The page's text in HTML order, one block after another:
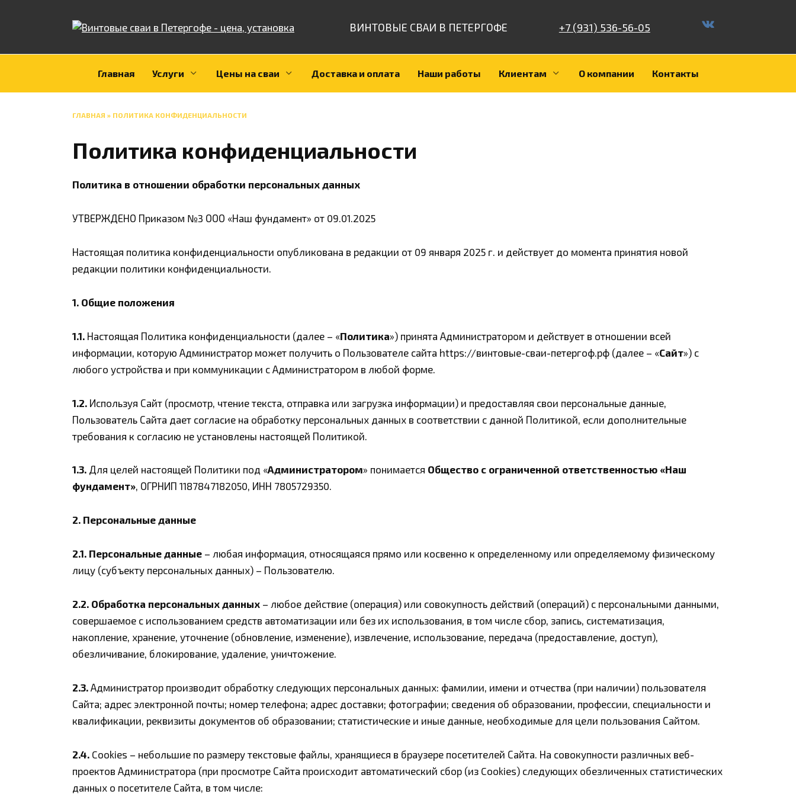
ВИНТОВЫЕ СВАИ В ПЕТЕРГОФЕ +7 (931) 536-56-05
Главная Услуги Цены на сваи Доставка и оплата Наши работы Клиентам О компании Контакты
ГЛАВНАЯ » ПОЛИТИКА КОНФИДЕНЦИАЛЬНОСТИ
Политика конфиденциальности
Политика в отношении обработки персональных данных
УТВЕРЖДЕНО Приказом №3 ООО «Наш фундамент» от 09.01.2025
Настоящая политика конфиденциальности опубликована в редакции от 09 января 2025 г. и действует до момента принятия новой
редакции политики конфиденциальности.
1. Общие положения
1.1. Настоящая Политика конфиденциальности (далее – «Политика») принята Администратором и действует в отношении всей
информации, которую Администратор может получить о Пользователе сайта https://винтовые-сваи-петергоф.рф (далее – «Сайт») с
любого устройства и при коммуникации с Администратором в любой форме.
1.2. Используя Сайт (просмотр, чтение текста, отправка или загрузка информации) и предоставляя свои персональные данные,
Пользователь Сайта дает согласие на обработку персональных данных в соответствии с данной Политикой, если дополнительные
требования к согласию не установлены настоящей Политикой.
1.3. Для целей настоящей Политики под «Администратором» понимается Общество с ограниченной ответственностью «Наш
фундамент», ОГРНИП 1187847182050, ИНН 7805729350.
2. Персональные данные
2.1. Персональные данные – любая информация, относящаяся прямо или косвенно к определенному или определяемому физическому
лицу (субъекту персональных данных) – Пользователю.
2.2. Обработка персональных данных – любое действие (операция) или совокупность действий (операций) с персональными данными,
совершаемое с использованием средств автоматизации или без их использования, в том числе сбор, запись, систематизация,
накопление, хранение, уточнение (обновление, изменение), извлечение, использование, передача (предоставление, доступ),
обезличивание, блокирование, удаление, уничтожение.
2.3. Администратор производит обработку следующих персональных данных: фамилии, имени и отчества (при наличии) пользователя
Сайта; адрес электронной почты; номер телефона; адрес доставки; фотографии; сведения об образовании, профессии, специальности и
квалификации, реквизиты документов об образовании; статистические и иные данные, необходимые для цели пользования Сайтом.
2.4. Cookies – небольшие по размеру текстовые файлы, хранящиеся в браузере посетителей Сайта. На совокупности различных веб-
проектов Администратора (при просмотре Сайта происходит автоматический сбор (из Cookies) следующих обезличенных статистических
данных о посетителе Сайта, в том числе: